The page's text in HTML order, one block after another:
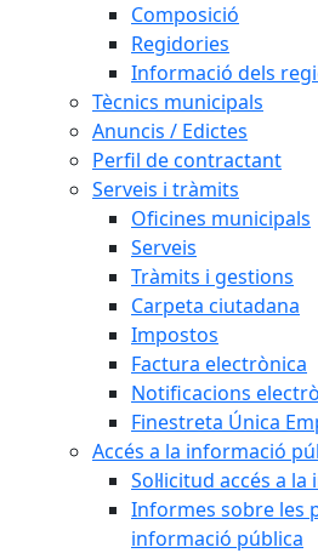
Composició
Regidories
Informació dels
Tècnics municipals
Anuncis / Edictes
Perfil de contractant
Serveis i tràmits
Oficines municipals
Serveis
Tràmits i gestions
Carpeta ciutadana
Impostos
Factura electrònica
Notificacions
Finestreta Única
Accés a la informació
Sol·licitud accés a
Informes sobre les
informació pública